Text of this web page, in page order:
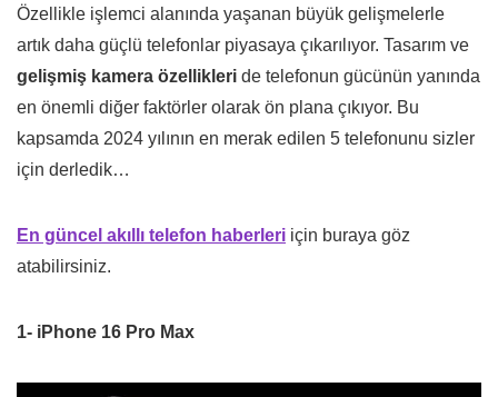
Özellikle işlemci alanında yaşanan büyük gelişmelerle
artık daha güçlü telefonlar piyasaya çıkarılıyor. Tasarım ve
gelişmiş kamera özellikleri de telefonun gücünün yanında
en önemli diğer faktörler olarak ön plana çıkıyor. Bu
kapsamda 2024 yılının en merak edilen 5 telefonunu sizler
için derledik…
En güncel akıllı telefon haberleri için buraya göz
atabilirsiniz.
1- iPhone 16 Pro Max